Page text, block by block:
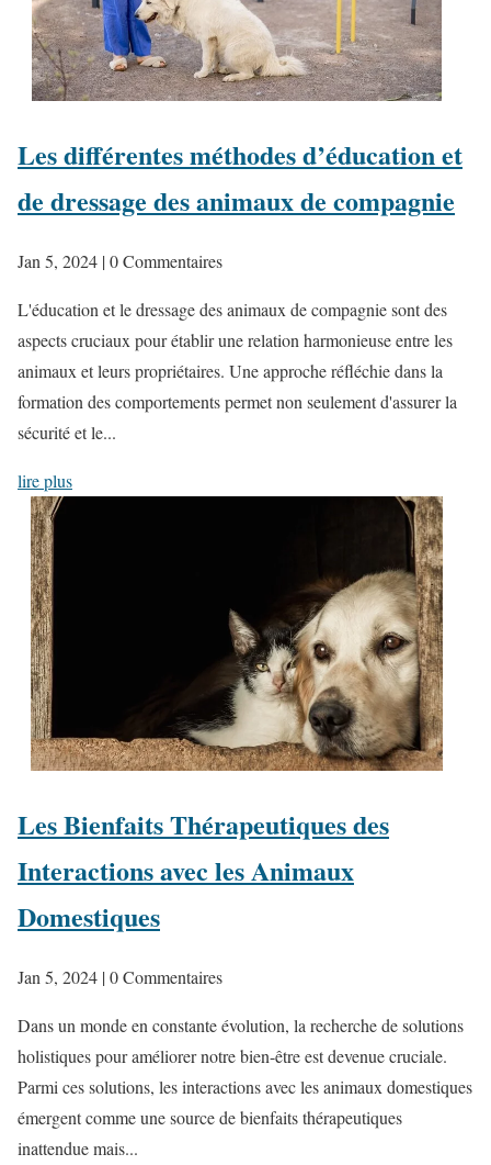
Les différentes méthodes d’éducation et
de dressage des animaux de compagnie
Jan 5, 2024 | 0 Commentaires
L'éducation et le dressage des animaux de compagnie sont des
aspects cruciaux pour établir une relation harmonieuse entre les
animaux et leurs propriétaires. Une approche réfléchie dans la
formation des comportements permet non seulement d'assurer la
sécurité et le...
lire plus
Les Bienfaits Thérapeutiques des
Interactions avec les Animaux
Domestiques
Jan 5, 2024 | 0 Commentaires
Dans un monde en constante évolution, la recherche de solutions
holistiques pour améliorer notre bien-être est devenue cruciale.
Parmi ces solutions, les interactions avec les animaux domestiques
émergent comme une source de bienfaits thérapeutiques
inattendue mais...